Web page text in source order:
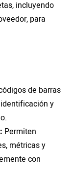
incluyendo
para
de barras
y
Permiten
métricas y
con